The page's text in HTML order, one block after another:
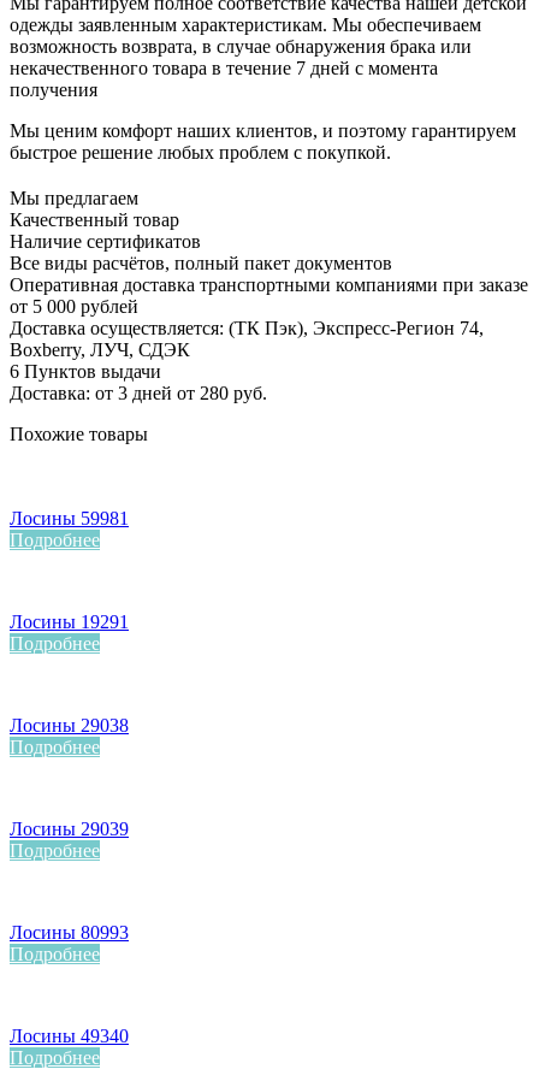
одежды заявленным характеристикам. Мы обеспечиваем
возможность возврата, в случае обнаружения брака или
некачественного товара в течение 7 дней с момента
получения
Мы ценим комфорт наших клиентов, и поэтому гарантируем
быстрое решение любых проблем с покупкой.
Мы предлагаем
Качественный товар
Наличие сертификатов
Все виды расчётов, полный пакет документов
Оперативная доставка транспортными компаниями при заказе
от 5 000 рублей
Доставка осуществляется: (ТК Пэк), Экспресс-Регион 74,
Boxberry, ЛУЧ, СДЭК
6 Пунктов выдачи
Доставка: от 3 дней от 280 руб.
Похожие товары
Лосины 59981
Подробнее
Лосины 19291
Подробнее
Лосины 29038
Подробнее
Лосины 29039
Подробнее
Лосины 80993
Подробнее
Лосины 49340
Подробнее